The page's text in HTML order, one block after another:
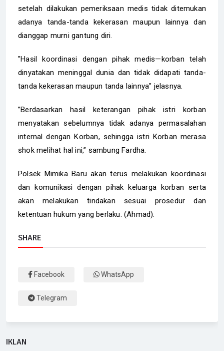
setelah dilakukan pemeriksaan medis tidak ditemukan
adanya tanda-tanda kekerasan maupun lainnya dan
dianggap murni gantung diri.
‎"Hasil koordinasi dengan pihak medis—korban telah
dinyatakan meninggal dunia dan tidak didapati tanda-
tanda kekerasan maupun tanda lainnya" jelasnya.
‎”Berdasarkan hasil keterangan pihak istri korban
menyatakan sebelumnya tidak adanya permasalahan
internal dengan Korban, sehingga istri Korban merasa
shok melihat hal ini,” sambung Fardha.
‎Polsek Mimika Baru akan terus melakukan koordinasi
dan komunikasi dengan pihak keluarga korban serta
akan melakukan tindakan sesuai prosedur dan
ketentuan hukum yang berlaku. (Ahmad).
SHARE
Facebook WhatsApp
Telegram
IKLAN